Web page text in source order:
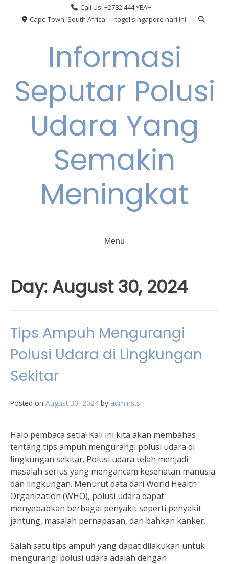
Call Us: +2782 444 YEAH
Cape Town, South Africa
togel singapore hari ini
Informasi
Seputar Polusi
Udara Yang
Semakin
Meningkat
Menu
Day: August 30, 2024
Tips Ampuh Mengurangi
Polusi Udara di Lingkungan
Sekitar
Posted on August 30, 2024 by adminsts
Halo pembaca setia! Kali ini kita akan membahas
tentang tips ampuh mengurangi polusi udara di
lingkungan sekitar. Polusi udara telah menjadi
masalah serius yang mengancam kesehatan manusia
dan lingkungan. Menurut data dari World Health
Organization (WHO), polusi udara dapat
menyebabkan berbagai penyakit seperti penyakit
jantung, masalah pernapasan, dan bahkan kanker.
Salah satu tips ampuh yang dapat dilakukan untuk
mengurangi polusi udara adalah dengan